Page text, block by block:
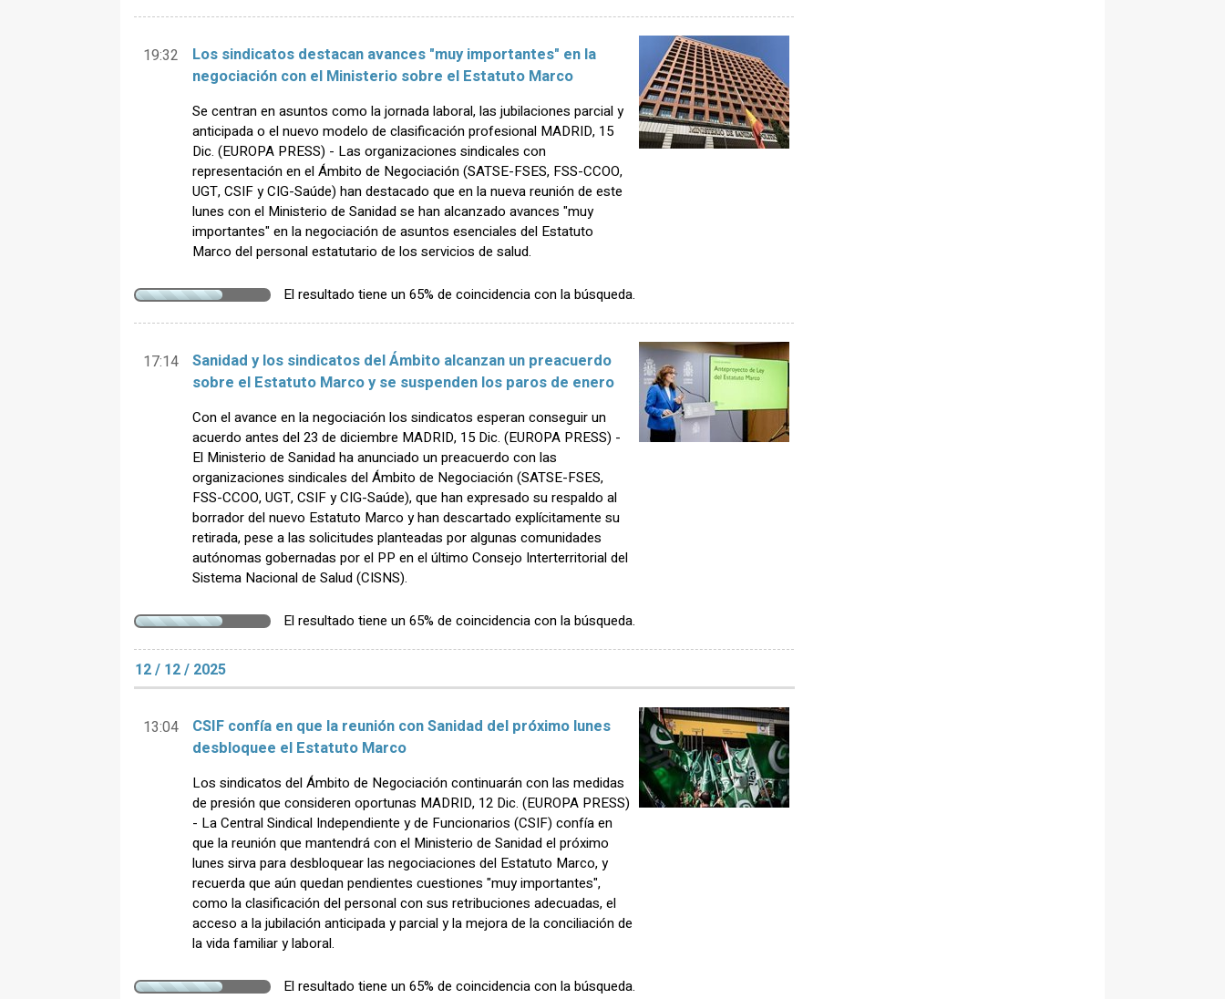
19:32
Los sindicatos destacan avances "muy importantes" en la
negociación con el Ministerio sobre el Estatuto Marco
Se centran en asuntos como la jornada laboral, las jubilaciones parcial y
anticipada o el nuevo modelo de clasificación profesional MADRID, 15
Dic. (EUROPA PRESS) - Las organizaciones sindicales con
representación en el Ámbito de Negociación (SATSE-FSES, FSS-CCOO,
UGT, CSIF y CIG-Saúde) han destacado que en la nueva reunión de este
lunes con el Ministerio de Sanidad se han alcanzado avances "muy
importantes" en la negociación de asuntos esenciales del Estatuto
Marco del personal estatutario de los servicios de salud.
El resultado tiene un 65% de coincidencia con la búsqueda.
17:14
Sanidad y los sindicatos del Ámbito alcanzan un preacuerdo
sobre el Estatuto Marco y se suspenden los paros de enero
Con el avance en la negociación los sindicatos esperan conseguir un
acuerdo antes del 23 de diciembre MADRID, 15 Dic. (EUROPA PRESS) -
El Ministerio de Sanidad ha anunciado un preacuerdo con las
organizaciones sindicales del Ámbito de Negociación (SATSE-FSES,
FSS-CCOO, UGT, CSIF y CIG-Saúde), que han expresado su respaldo al
borrador del nuevo Estatuto Marco y han descartado explícitamente su
retirada, pese a las solicitudes planteadas por algunas comunidades
autónomas gobernadas por el PP en el último Consejo Interterritorial del
Sistema Nacional de Salud (CISNS).
El resultado tiene un 65% de coincidencia con la búsqueda.
12 / 12 / 2025
13:04
CSIF confía en que la reunión con Sanidad del próximo lunes
desbloquee el Estatuto Marco
Los sindicatos del Ámbito de Negociación continuarán con las medidas
de presión que consideren oportunas MADRID, 12 Dic. (EUROPA PRESS)
- La Central Sindical Independiente y de Funcionarios (CSIF) confía en
que la reunión que mantendrá con el Ministerio de Sanidad el próximo
lunes sirva para desbloquear las negociaciones del Estatuto Marco, y
recuerda que aún quedan pendientes cuestiones "muy importantes",
como la clasificación del personal con sus retribuciones adecuadas, el
acceso a la jubilación anticipada y parcial y la mejora de la conciliación de
la vida familiar y laboral.
El resultado tiene un 65% de coincidencia con la búsqueda.